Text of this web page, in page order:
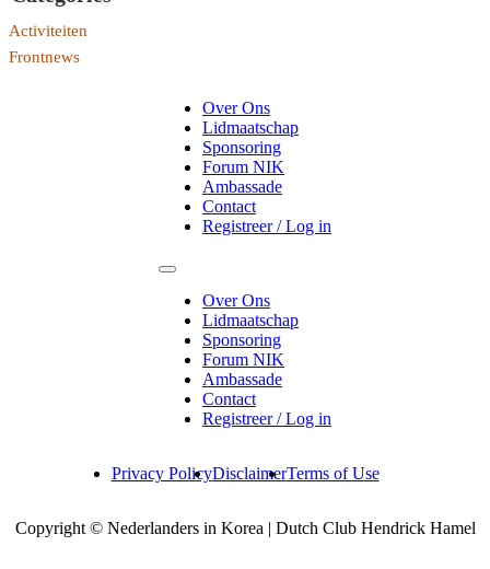
Activiteiten
Frontnews
Over Ons
Lidmaatschap
Sponsoring
Forum NIK
Ambassade
Contact
Registreer / Log in
Over Ons
Lidmaatschap
Sponsoring
Forum NIK
Ambassade
Contact
Registreer / Log in
Privacy PolicyDisclaimerTerms of Use
Copyright © Nederlanders in Korea | Dutch Club Hendrick Hamel